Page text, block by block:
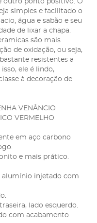
outro ponto positivo. O
simples e facilitado o
água e sabão e seu
de lixar a chapa.
são mais
de oxidação, ou seja,
resistentes a
ele é lindo,
à decoração de
VENÂNCIO
VERMELHO
em aço carbono
e mais prático.
alumínio injetado com
lado esquerdo.
com acabamento